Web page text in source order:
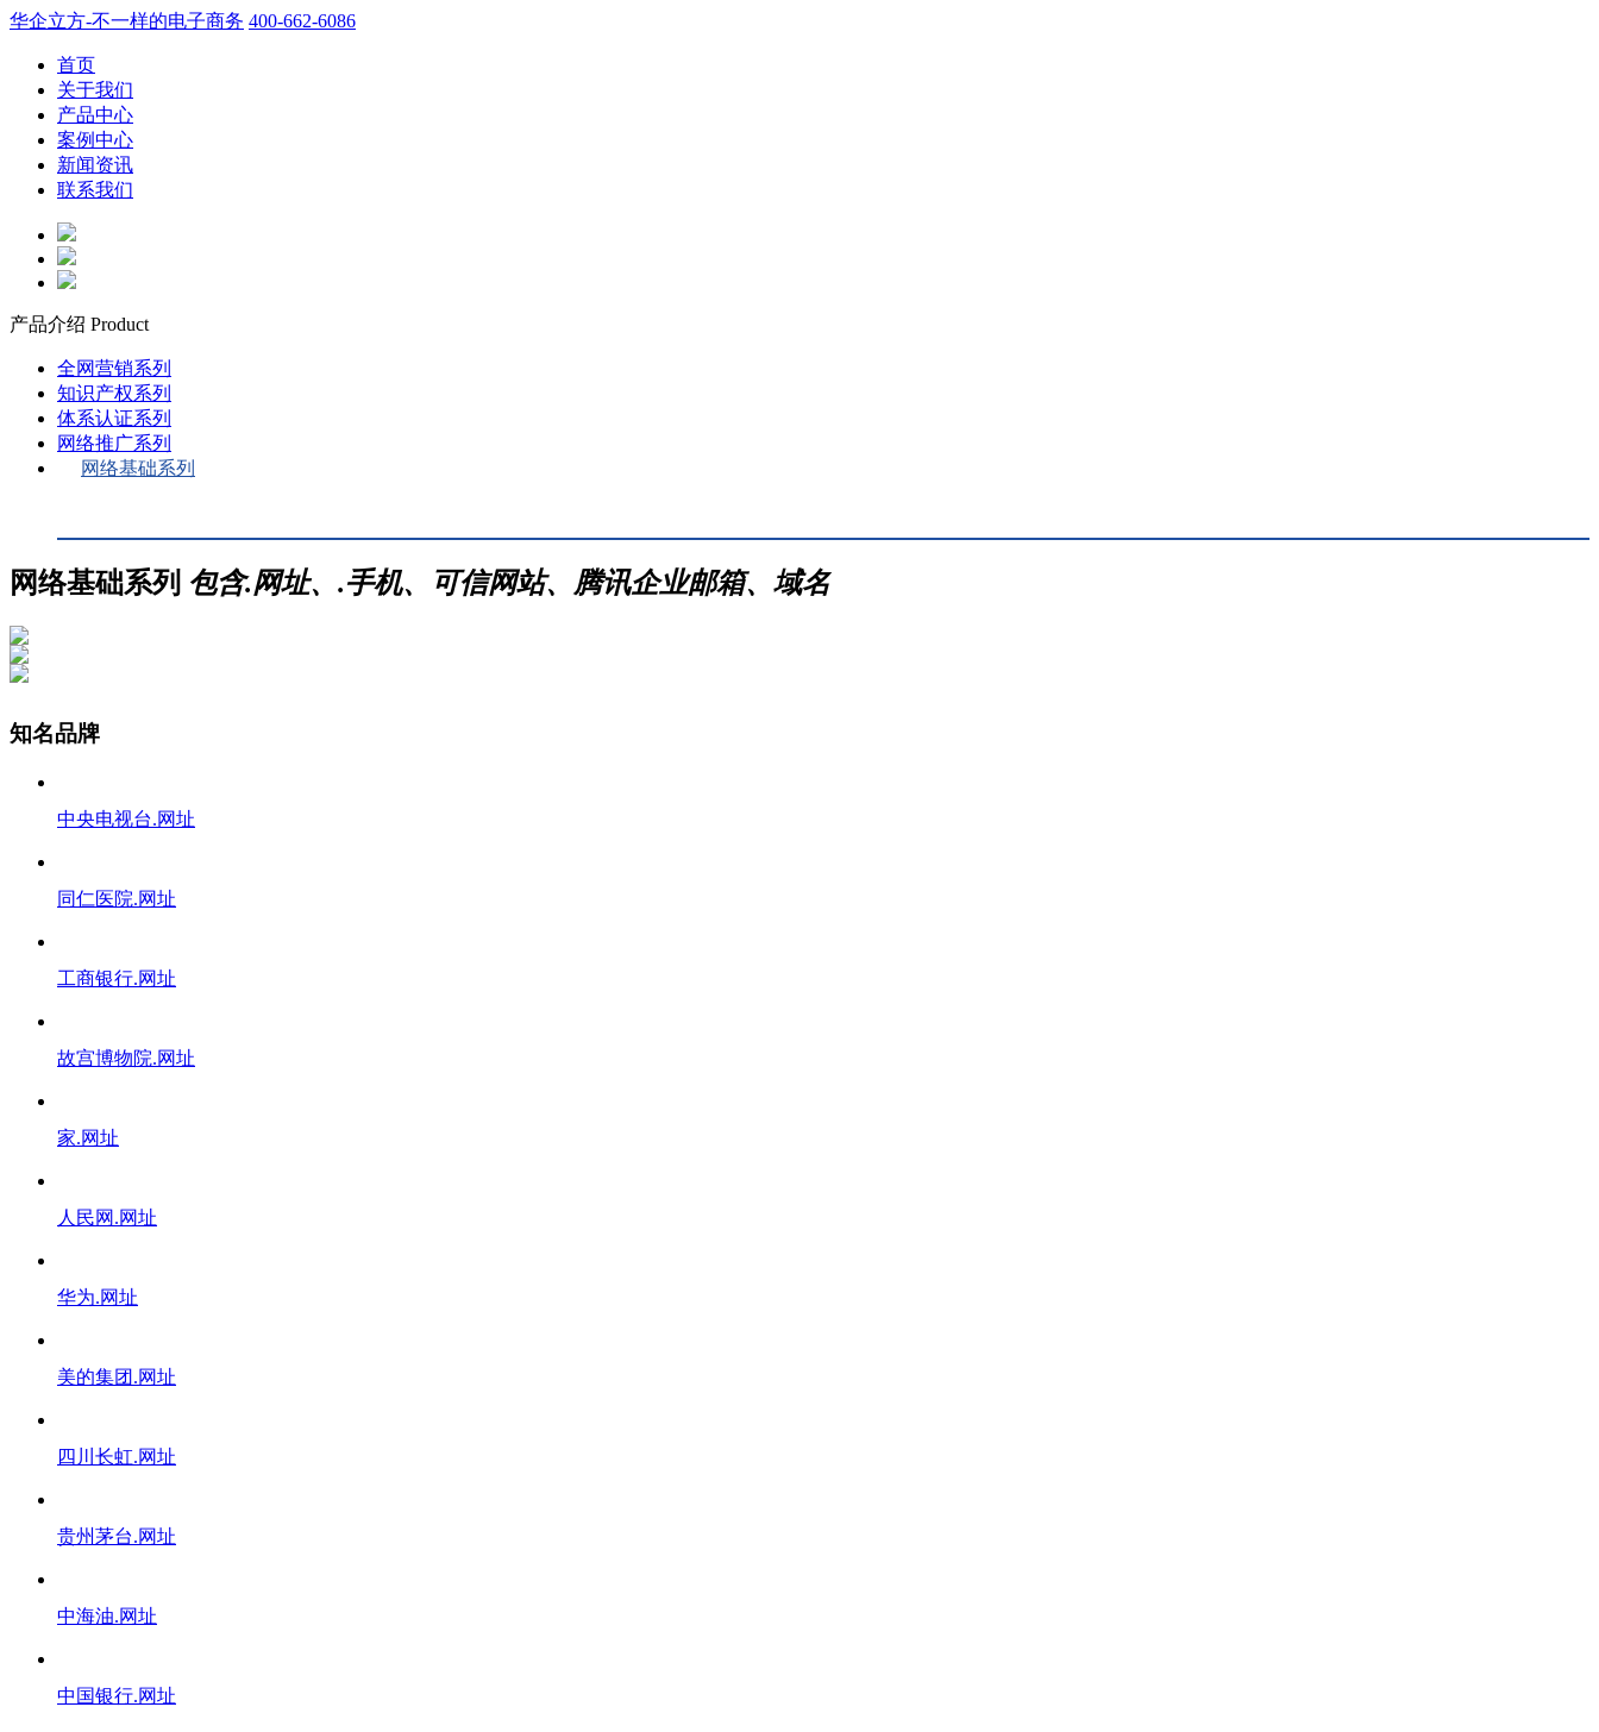
华企立方-不一样的电子商务 400-662-6086
首页
关于我们
产品中心
案例中心
新闻资讯
联系我们
产品介绍 Product
全网营销系列
知识产权系列
体系认证系列
网络推广系列
网络基础系列
网络基础系列 包含.网址、.手机、可信网站、腾讯企业邮箱、域名
知名品牌
中央电视台.网址
同仁医院.网址
工商银行.网址
故宫博物院.网址
家.网址
人民网.网址
华为.网址
美的集团.网址
四川长虹.网址
贵州茅台.网址
中海油.网址
中国银行.网址